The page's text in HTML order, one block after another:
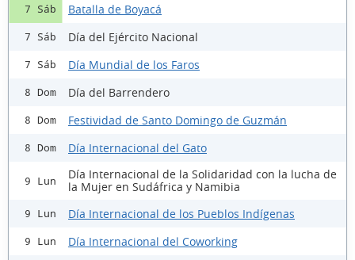
7 Sáb Batalla de Boyacá
7 Sáb Día del Ejército Nacional
7 Sáb Día Mundial de los Faros
8 Dom Día del Barrendero
8 Dom Festividad de Santo Domingo de Guzmán
8 Dom Día Internacional del Gato
9 Lun
Día Internacional de la Solidaridad con la lucha de
la Mujer en Sudáfrica y Namibia
9 Lun Día Internacional de los Pueblos Indígenas
9 Lun Día Internacional del Coworking